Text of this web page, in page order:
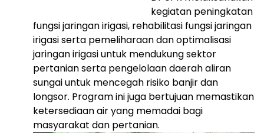
kegiatan peningkatan
fungsi jaringan irigasi, rehabilitasi fungsi jaringan
irigasi serta pemeliharaan dan optimalisasi
jaringan irigasi untuk mendukung sektor
pertanian serta pengelolaan daerah aliran
sungai untuk mencegah risiko banjir dan
longsor. Program ini juga bertujuan memastikan
ketersediaan air yang memadai bagi
masyarakat dan pertanian.